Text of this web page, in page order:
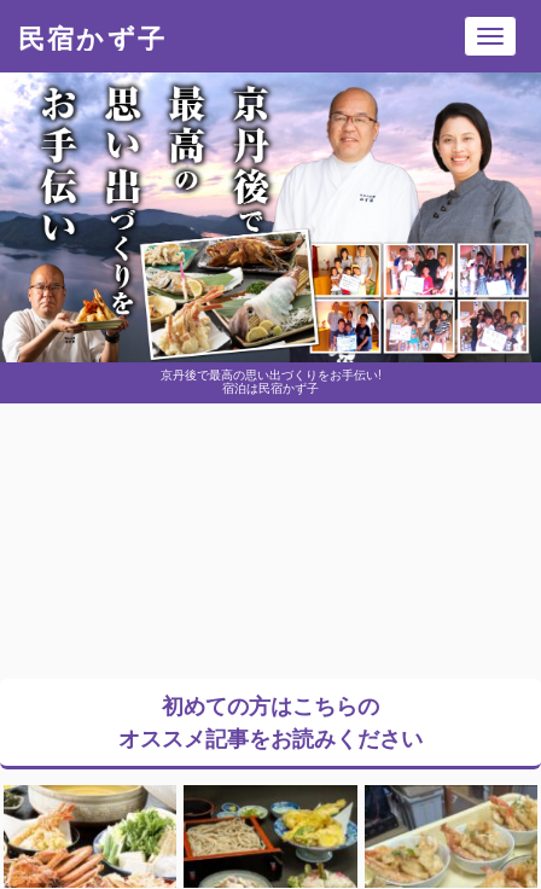
京丹後で最高の思い出づくりをお手伝い!
宿泊は民宿かず子
民宿かず子
初めての方はこちらの
オススメ記事をお読みください